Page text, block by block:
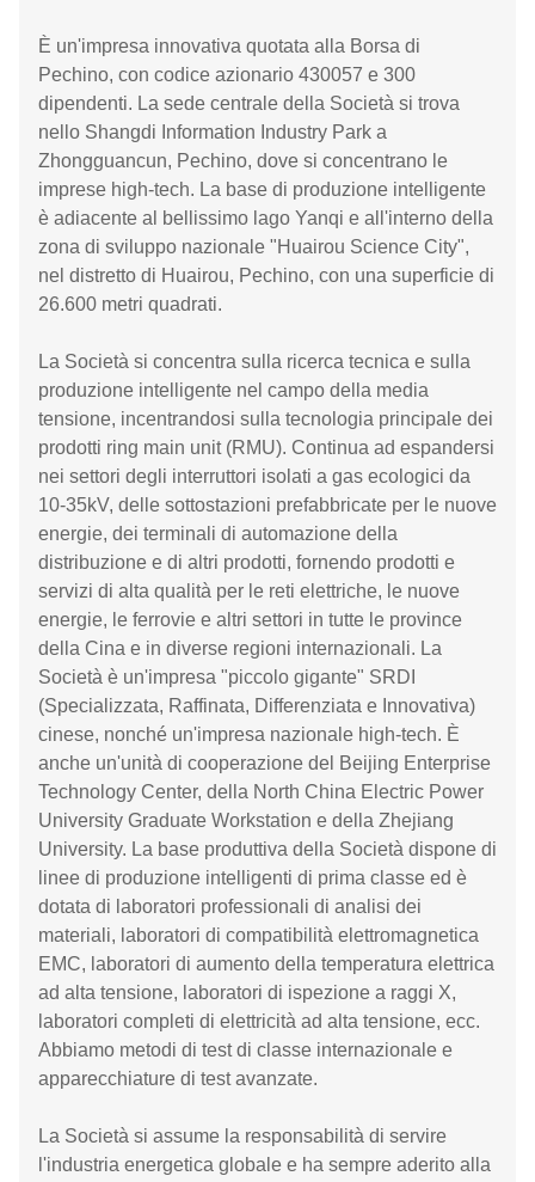
È un'impresa innovativa quotata alla Borsa di
Pechino, con codice azionario 430057 e 300
dipendenti. La sede centrale della Società si trova
nello Shangdi Information Industry Park a
Zhongguancun, Pechino, dove si concentrano le
imprese high-tech. La base di produzione intelligente
è adiacente al bellissimo lago Yanqi e all'interno della
zona di sviluppo nazionale "Huairou Science City",
nel distretto di Huairou, Pechino, con una superficie di
26.600 metri quadrati.
La Società si concentra sulla ricerca tecnica e sulla
produzione intelligente nel campo della media
tensione, incentrandosi sulla tecnologia principale dei
prodotti ring main unit (RMU). Continua ad espandersi
nei settori degli interruttori isolati a gas ecologici da
10-35kV, delle sottostazioni prefabbricate per le nuove
energie, dei terminali di automazione della
distribuzione e di altri prodotti, fornendo prodotti e
servizi di alta qualità per le reti elettriche, le nuove
energie, le ferrovie e altri settori in tutte le province
della Cina e in diverse regioni internazionali. La
Società è un'impresa "piccolo gigante" SRDI
(Specializzata, Raffinata, Differenziata e Innovativa)
cinese, nonché un'impresa nazionale high-tech. È
anche un'unità di cooperazione del Beijing Enterprise
Technology Center, della North China Electric Power
University Graduate Workstation e della Zhejiang
University. La base produttiva della Società dispone di
linee di produzione intelligenti di prima classe ed è
dotata di laboratori professionali di analisi dei
materiali, laboratori di compatibilità elettromagnetica
EMC, laboratori di aumento della temperatura elettrica
ad alta tensione, laboratori di ispezione a raggi X,
laboratori completi di elettricità ad alta tensione, ecc.
Abbiamo metodi di test di classe internazionale e
apparecchiature di test avanzate.
La Società si assume la responsabilità di servire
l'industria energetica globale e ha sempre aderito alla